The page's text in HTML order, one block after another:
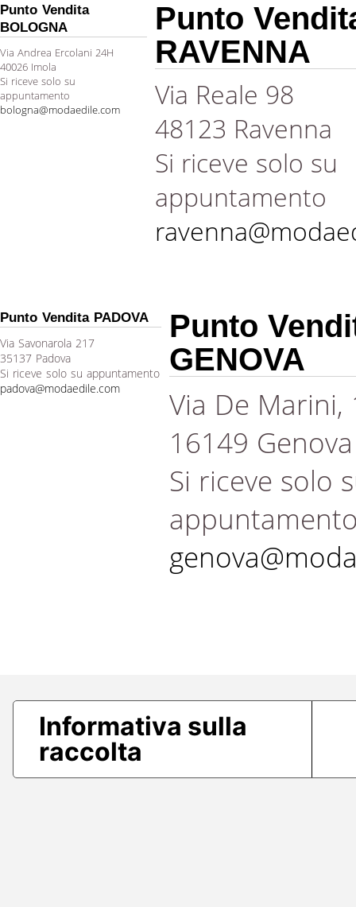
Punto Vendita
BOLOGNA
Via Andrea Ercolani 24H
40026 Imola
Si riceve solo su
appuntamento
bologna@modaedile.com
Punto
RAVENNA
Via Reale 98
48123 Ravenna
Si riceve solo su
appuntamento
Punto Vendita PADOVA
Via Savonarola 217
35137 Padova
Si riceve solo su appuntamento
padova@modaedile.com
Punto
GENOVA
Via De Marini,
16149 Genova
Si riceve solo
Informativa sulla
raccolta